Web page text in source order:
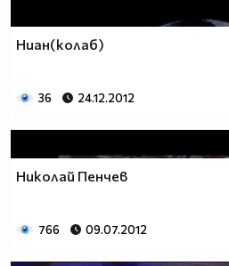
Ниан(колаб)
36 24.12.2012
Николай Пенчев
766 09.07.2012